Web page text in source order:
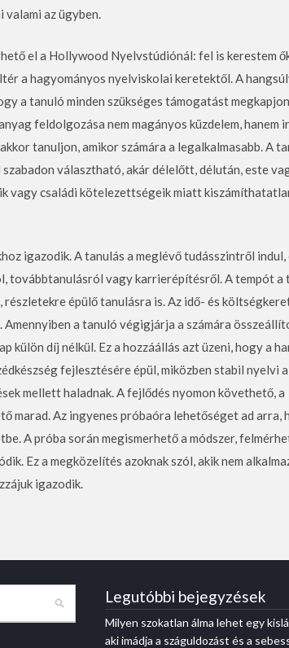
valami az ügyben.
el a Hollywood Nyelvstúdiónál: fel is kerestem
a hagyományos nyelviskolai keretektől. A
a tanuló minden szükséges támogatást
feldolgozása nem magányos küzdelem, hanem
tanuljon, amikor számára a legalkalmasabb. A
választható, akár délelőtt, délután, este
vagy családi kötelezettségeik miatt
igazodik. A tanulás a meglévő tudásszintről indul,
továbbtanulásról vagy karrierépítésről. A tempót a
épülő tanulásra is. Az idő- és
a tanuló végigjárja a számára
díj nélkül. Ez a hozzáállás azt üzeni, hogy a
fejlesztésére épül, miközben stabil nyelvi
mellett haladnak. A fejlődés nyomon követhető, a
marad. Az ingyenes próbaóra lehetőséget ad arra,
A próba során megismerhető a módszer,
Ez a megközelítés azoknak szól, akik nem
igazodik.
Legutóbbi bejegyzések
Milyen szokatlan álma lehet egy
aki imádja a száguldozást és a